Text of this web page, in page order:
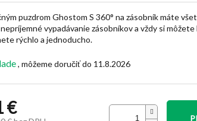
11.8.2026
€
puzdrom Ghostom S 360° na zásobník máte
vypadávanie zásobníkov a vždy si
rýchlo a jednoducho.